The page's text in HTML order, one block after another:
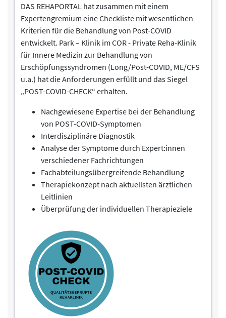
DAS REHAPORTAL hat zusammen mit einem
Expertengremium eine Checkliste mit wesentlichen
Kriterien für die Behandlung von Post-COVID
entwickelt. Park – Klinik im COR - Private Reha-Klinik
für Innere Medizin zur Behandlung von
Erschöpfungssyndromen (Long/Post-COVID, ME/CFS
u.a.) hat die Anforderungen erfüllt und das Siegel
„POST-COVID-CHECK“ erhalten.
Nachgewiesene Expertise bei der Behandlung
von POST-COVID-Symptomen
Interdisziplinäre Diagnostik
Analyse der Symptome durch Expert:innen
verschiedener Fachrichtungen
Fachabteilungsübergreifende Behandlung
Therapiekonzept nach aktuellsten ärztlichen
Leitlinien
Überprüfung der individuellen Therapieziele